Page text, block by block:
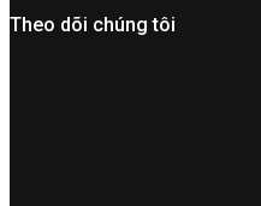
Theo dõi chúng tôi